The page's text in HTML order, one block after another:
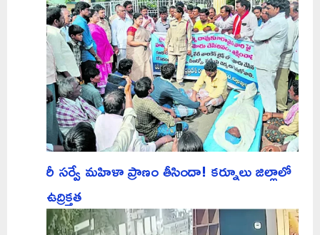
రీ సర్వే మహిళా ప్రాణం తీసిందా! కర్నూలు జిల్లాలో
ఉద్రిక్తత